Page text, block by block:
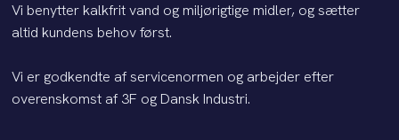
​Vi benytter kalkfrit vand og miljørigtige midler, og sætter
altid kundens behov først.
Vi er godkendte af servicenormen og arbejder efter
overenskomst af 3F og Dansk Industri.